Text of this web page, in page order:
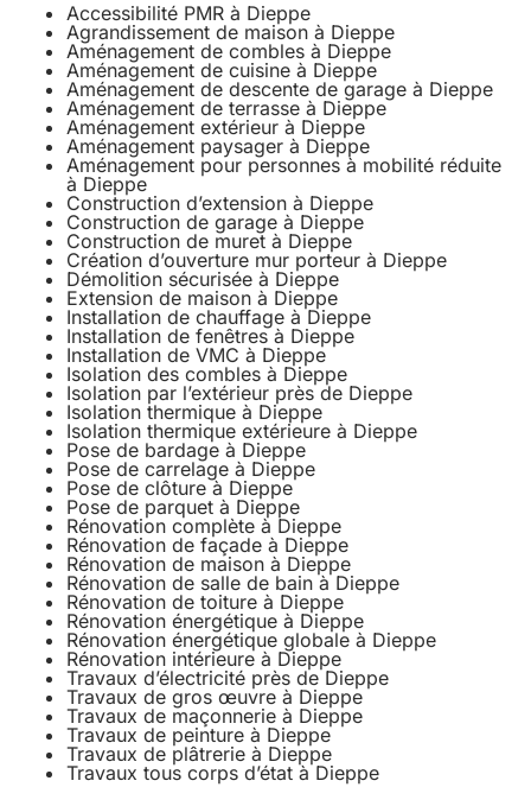
Accessibilité PMR à Dieppe
Agrandissement de maison à Dieppe
Aménagement de combles à Dieppe
Aménagement de cuisine à Dieppe
Aménagement de descente de garage à Dieppe
Aménagement de terrasse à Dieppe
Aménagement extérieur à Dieppe
Aménagement paysager à Dieppe
Aménagement pour personnes à mobilité réduite
à Dieppe
Construction d’extension à Dieppe
Construction de garage à Dieppe
Construction de muret à Dieppe
Création d’ouverture mur porteur à Dieppe
Démolition sécurisée à Dieppe
Extension de maison à Dieppe
Installation de chauffage à Dieppe
Installation de fenêtres à Dieppe
Installation de VMC à Dieppe
Isolation des combles à Dieppe
Isolation par l’extérieur près de Dieppe
Isolation thermique à Dieppe
Isolation thermique extérieure à Dieppe
Pose de bardage à Dieppe
Pose de carrelage à Dieppe
Pose de clôture à Dieppe
Pose de parquet à Dieppe
Rénovation complète à Dieppe
Rénovation de façade à Dieppe
Rénovation de maison à Dieppe
Rénovation de salle de bain à Dieppe
Rénovation de toiture à Dieppe
Rénovation énergétique à Dieppe
Rénovation énergétique globale à Dieppe
Rénovation intérieure à Dieppe
Travaux d’électricité près de Dieppe
Travaux de gros œuvre à Dieppe
Travaux de maçonnerie à Dieppe
Travaux de peinture à Dieppe
Travaux de plâtrerie à Dieppe
Travaux tous corps d’état à Dieppe